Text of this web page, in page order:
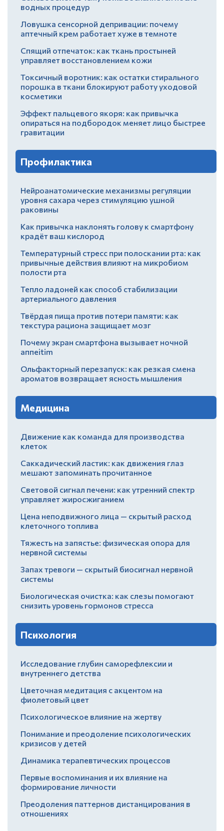
водных процедур
Ловушка сенсорной депривации: почему
аптечный крем работает хуже в темноте
Спящий отпечаток: как ткань простыней
управляет восстановлением кожи
Токсичный воротник: как остатки стирального
порошка в ткани блокируют работу уходовой
косметики
Эффект пальцевого якоря: как привычка
опираться на подбородок меняет лицо быстрее
гравитации
Профилактика
Нейроанатомические механизмы регуляции
уровня сахара через стимуляцию ушной
раковины
Как привычка наклонять голову к смартфону
крадёт ваш кислород
Температурный стресс при полоскании рта: как
привычные действия влияют на микробиом
полости рта
Тепло ладоней как способ стабилизации
артериального давления
Твёрдая пища против потери памяти: как
текстура рациона защищает мозг
Почему экран смартфона вызывает ночной
аппеitim
Ольфакторный перезапуск: как резкая смена
ароматов возвращает ясность мышления
Медицина
Движение как команда для производства
клеток
Саккадический ластик: как движения глаз
мешают запоминать прочитанное
Световой сигнал печени: как утренний спектр
управляет жиросжиганием
Цена неподвижного лица — скрытый расход
клеточного топлива
Тяжесть на запястье: физическая опора для
нервной системы
Запах тревоги — скрытый биосигнал нервной
системы
Биологическая очистка: как слезы помогают
снизить уровень гормонов стресса
Психология
Исследование глубин саморефлексии и
внутреннего детства
Цветочная медитация с акцентом на
фиолетовый цвет
Психологическое влияние на жертву
Понимание и преодоление психологических
кризисов у детей
Динамика терапевтических процессов
Первые воспоминания и их влияние на
формирование личности
Преодоления паттернов дистанцирования в
отношениях